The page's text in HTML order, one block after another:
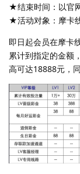
★结束时间：以官
★活动对象：摩卡
即日起会员在摩卡
累计到指定的金额
高可达18888元，